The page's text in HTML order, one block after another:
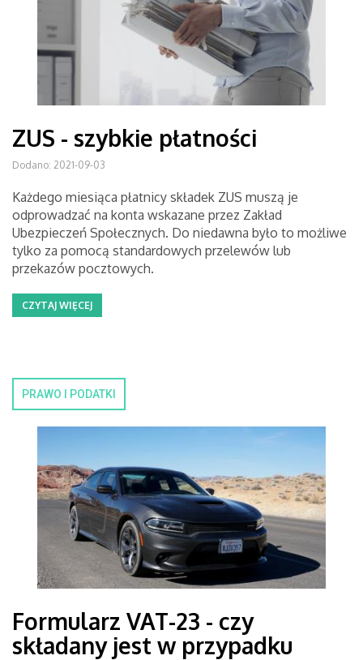
ZUS - szybkie płatności
Dodano: 2021-09-03
Każdego miesiąca płatnicy składek ZUS muszą je
odprowadzać na konta wskazane przez Zakład
Ubezpieczeń Społecznych. Do niedawna było to możliwe
tylko za pomocą standardowych przelewów lub
przekazów pocztowych.
CZYTAJ WIĘCEJ
PRAWO I PODATKI
Formularz VAT-23 - czy
składany jest w przypadku